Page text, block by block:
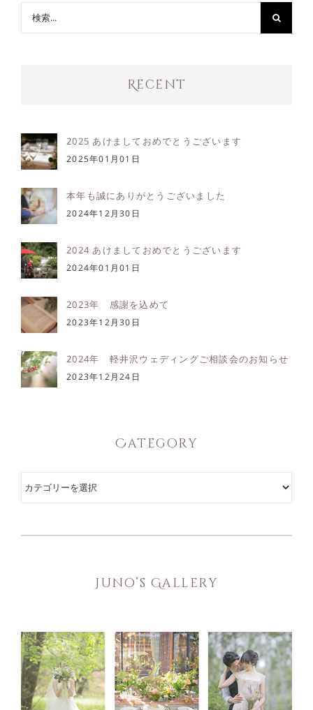
Recent
2025 あけましておめでとうございます
2025年01月01日
本年も誠にありがとうございました
2024年12月30日
2024 あけましておめでとうございます
2024年01月01日
2023年 感謝を込めて
2023年12月30日
2024年 軽井沢ウェディングご相談会のお知らせ
2023年12月24日
Category
Category
Juno’s Gallery